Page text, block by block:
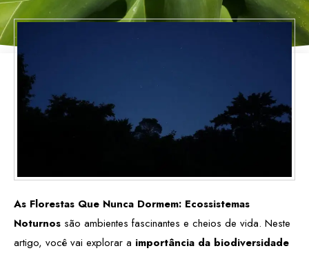
As Florestas Que Nunca Dormem: Ecossistemas
Noturnos são ambientes fascinantes e cheios de vida. Neste
artigo, você vai explorar a importância da biodiversidade